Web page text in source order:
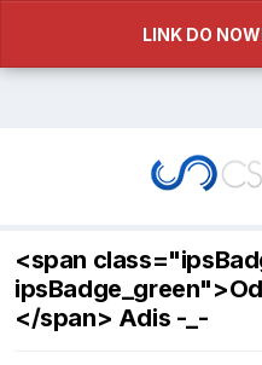
LINK DO
<span
</span> Adis -_-